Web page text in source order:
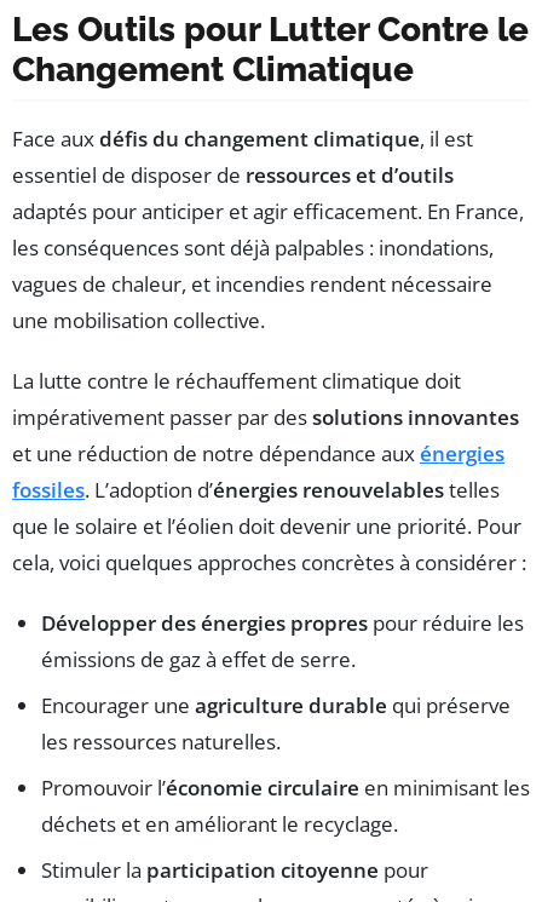
Les Outils pour Lutter Contre le
Changement Climatique
Face auxdéfis du changement climatique, il est
essentiel de disposer de ressources et d’outils
adaptés pour anticiper et agir efficacement. En France,
les conséquences sont déjà palpables : inondations,
vagues de chaleur, et incendies rendent nécessaire
une mobilisation collective.
La lutte contre le réchauffement climatique doit
impérativement passer par dessolutions innovantes
et une réduction de notre dépendance auxénergies
fossiles. L’adoption d’énergies renouvelablestelles
que le solaire et l’éolien doit devenir une priorité. Pour
cela, voici quelques approches concrètes à considérer :
Développer des énergies propres pour réduire les
émissions de gaz à effet de serre.
Encourager une agriculture durable qui préserve
les ressources naturelles.
Promouvoir l’économie circulaire en minimisant les
déchets et en améliorant le recyclage.
Stimuler la participation citoyenne pour